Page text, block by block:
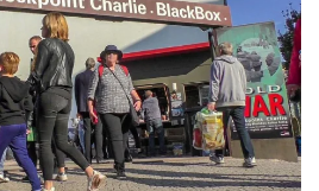
größer